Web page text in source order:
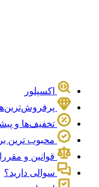
اکسپلور
تخفیف‌ها و
محبوب ترین
قوانین و
سوالی دارید؟